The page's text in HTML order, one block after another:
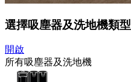
選擇吸塵器及洗地機類型
開啟
所有吸塵器及洗地機